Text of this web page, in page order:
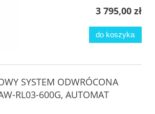
3 795,00 zł
do koszyka
SYSTEM ODWRÓCONA
RL03-600G, AUTOMAT